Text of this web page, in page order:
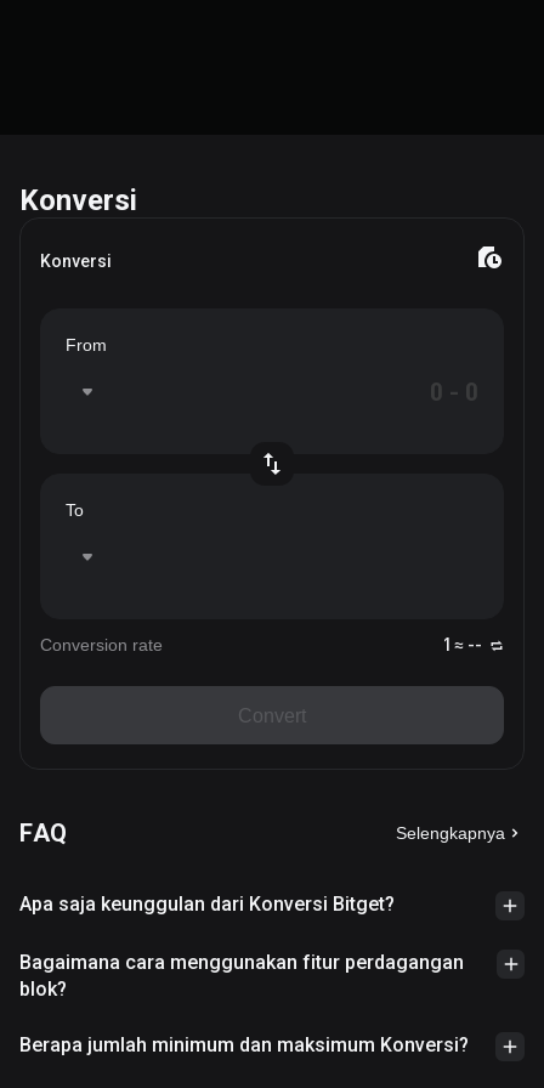
Konversi
Konversi
From
To
Conversion rate 1 ≈ --
Convert
FAQ Selengkapnya
Apa saja keunggulan dari Konversi Bitget?
Bagaimana cara menggunakan fitur perdagangan
blok?
Berapa jumlah minimum dan maksimum Konversi?